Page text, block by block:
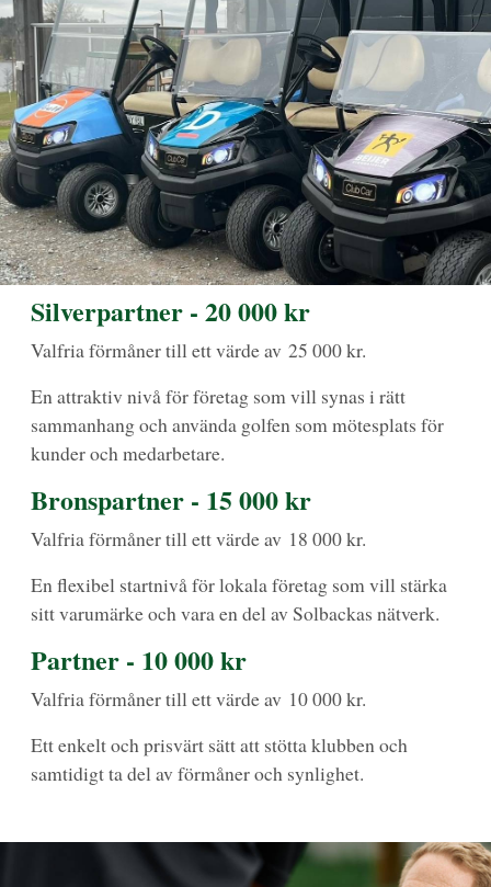
Silverpartner - 20 000 kr
Valfria förmåner till ett värde av 25 000 kr.
En attraktiv nivå för företag som vill synas i rätt
sammanhang och använda golfen som mötesplats för
kunder och medarbetare.
Bronspartner - 15 000 kr
Valfria förmåner till ett värde av 18 000 kr.
En flexibel startnivå för lokala företag som vill stärka
sitt varumärke och vara en del av Solbackas nätverk.
Partner - 10 000 kr
Valfria förmåner till ett värde av 10 000 kr.
Ett enkelt och prisvärt sätt att stötta klubben och
samtidigt ta del av förmåner och synlighet.